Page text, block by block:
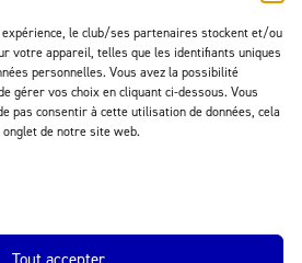
le club/ses partenaires stockent et/ou
votre appareil, telles que les identifiants uniques
personnelles. Vous avez la possibilité
gérer vos choix en cliquant ci-dessous. Vous
pas consentir à cette utilisation de données, cela
de notre site web.
Tout accepter
MTM Agency